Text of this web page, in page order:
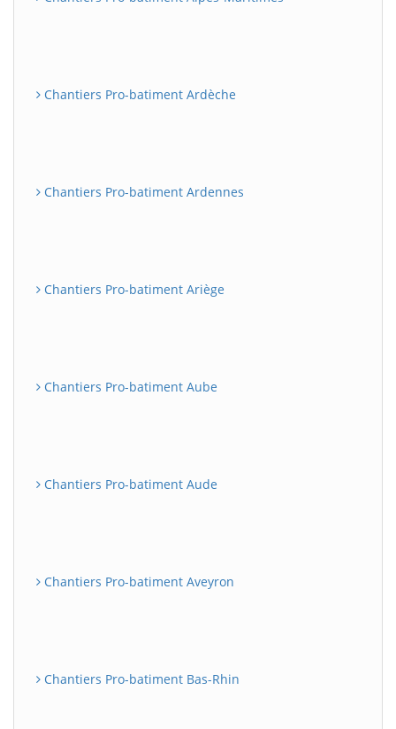
Chantiers Pro-batiment Ardèche
Chantiers Pro-batiment Ardennes
Chantiers Pro-batiment Ariège
Chantiers Pro-batiment Aube
Chantiers Pro-batiment Aude
Chantiers Pro-batiment Aveyron
Chantiers Pro-batiment Bas-Rhin